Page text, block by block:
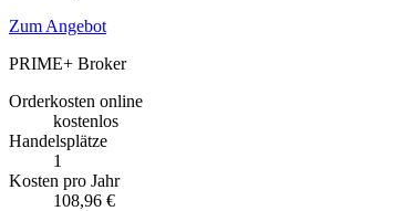
Zum Angebot
PRIME+ Broker
Orderkosten online
kostenlos
Handelsplätze
1
Kosten pro Jahr
108,96 €